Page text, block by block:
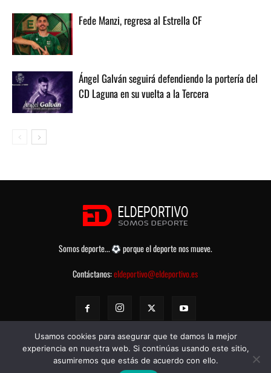
Fede Manzi, regresa al Estrella CF
Ángel Galván seguirá defendiendo la portería del
CD Laguna en su vuelta a la Tercera
Somos deporte...
porque el deporte nos mueve.
Contáctanos:eldeportivo@eldeportivo.es
© eldeportivo.es 2008 - 2025 Todos los Derechos Reservados -
Usamos cookies para asegurar que te damos la mejor
experiencia en nuestra web. Si continúas usando este sitio,
asumiremos que estás de acuerdo con ello.